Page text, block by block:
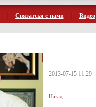
Связатсья с нами Видео
2013-07-15 11:29
Назад